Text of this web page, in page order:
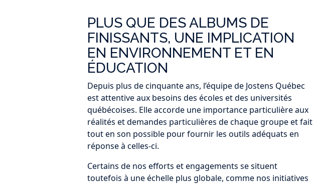
PLUS QUE DES ALBUMS DE
FINISSANTS, UNE IMPLICATION
EN ENVIRONNEMENT ET EN
ÉDUCATION
Depuis plus de cinquante ans, l’équipe de Jostens Québec
est attentive aux besoins des écoles et des universités
québécoises. Elle accorde une importance particulière aux
réalités et demandes particulières de chaque groupe et fait
tout en son possible pour fournir les outils adéquats en
réponse à celles-ci.
Certains de nos efforts et engagements se situent
toutefois à une échelle plus globale, comme nos initiatives